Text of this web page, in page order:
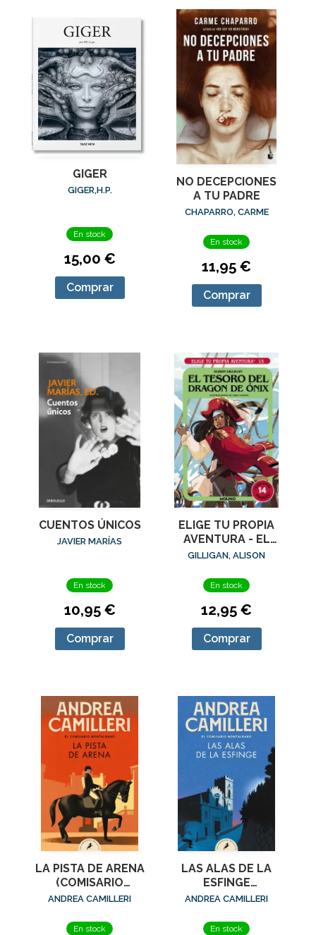
GIGER
GIGER,H.P.
En stock
15,00 €
Comprar
NO DECEPCIONES
A TU PADRE
CHAPARRO, CARME
En stock
11,95 €
Comprar
CUENTOS ÚNICOS
JAVIER MARÍAS
En stock
10,95 €
Comprar
ELIGE TU PROPIA
AVENTURA - EL
TESORO DEL
GILLIGAN, ALISON
En stock
12,95 €
Comprar
LA PISTA DE ARENA
(COMISARIO
MONTALBANO 16)
ANDREA CAMILLERI
En stock
LAS ALAS DE LA
ESFINGE
(COMISARIO
ANDREA CAMILLERI
En stock